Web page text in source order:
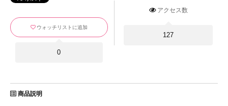
アクセス数
127
ウォッチリストに追加
0
商品説明